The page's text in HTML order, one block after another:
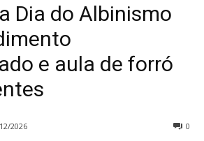
Dia do Albinismo
e aula de forró
2026 0